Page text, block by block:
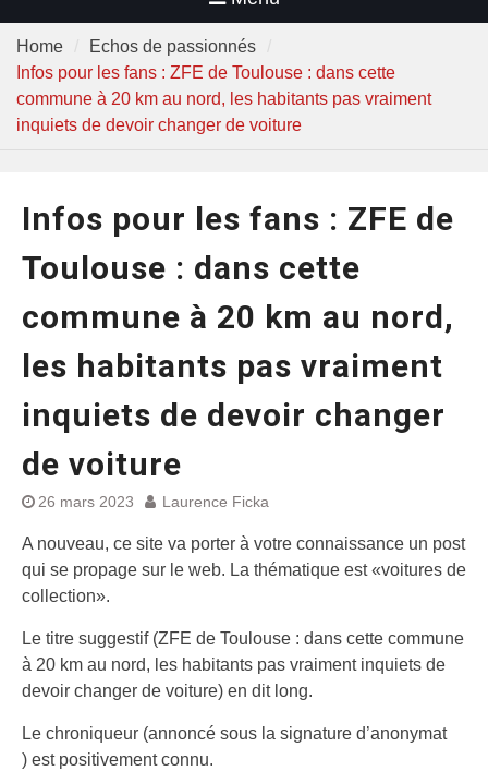
Home
Echos de passionnés
Infos pour les fans : ZFE de Toulouse : dans cette
commune à 20 km au nord, les habitants pas vraiment
inquiets de devoir changer de voiture
Infos pour les fans : ZFE de
Toulouse : dans cette
commune à 20 km au nord,
les habitants pas vraiment
inquiets de devoir changer
de voiture
26 mars 2023 Laurence Ficka
A nouveau, ce site va porter à votre connaissance un post
qui se propage sur le web. La thématique est «voitures de
collection».
Le titre suggestif (ZFE de Toulouse : dans cette commune
à 20 km au nord, les habitants pas vraiment inquiets de
devoir changer de voiture) en dit long.
Le chroniqueur (annoncé sous la signature d’anonymat
) est positivement connu.